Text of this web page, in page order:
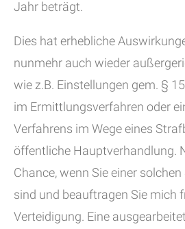
Jahr beträgt.
Dies hat erhebliche
nunmehr auch wieder
wie z.B. Einstellungen gem. §
im Ermittlungsverfahren oder
Verfahrens im Wege eines
öffentliche Hauptverhandlung.
Chance, wenn Sie einer
sind und beauftragen Sie mich
Verteidigung. Eine